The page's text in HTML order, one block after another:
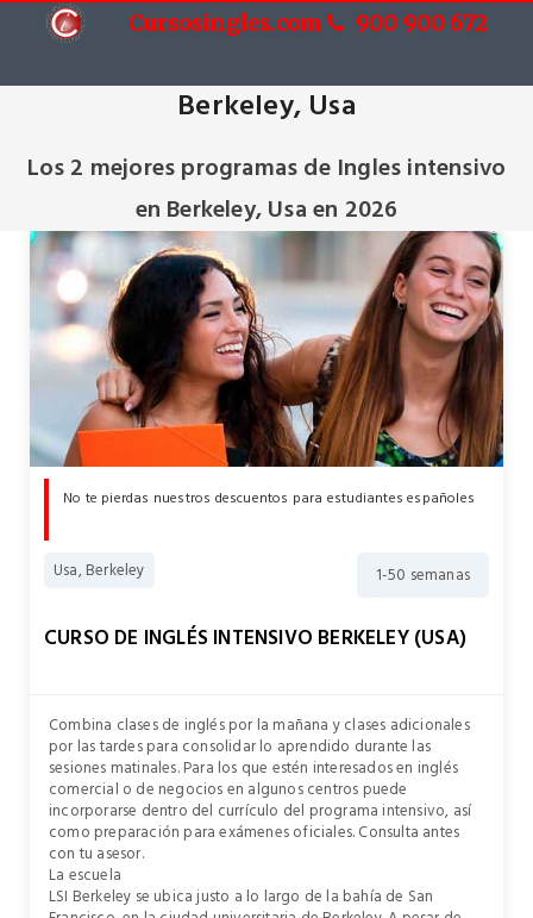
Cursosingles.com 900 900 672
Berkeley, Usa
Los 2 mejores programas de Ingles intensivo
en Berkeley, Usa en 2026
No te pierdas nuestros descuentos para estudiantes españoles
Usa, Berkeley 1-50 semanas
CURSO DE INGLÉS INTENSIVO BERKELEY (USA)
Combina clases de inglés por la mañana y clases adicionales
por las tardes para consolidar lo aprendido durante las
sesiones matinales. Para los que estén interesados en inglés
comercial o de negocios en algunos centros puede
incorporarse dentro del currículo del programa intensivo, así
como preparación para exámenes oficiales. Consulta antes
con tu asesor.
La escuela
LSI Berkeley se ubica justo a lo largo de la bahía de San